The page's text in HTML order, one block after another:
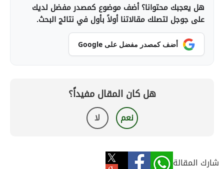
هل يعجبك محتوانا؟ أضف موضوع كمصدر مفضل لديك
على جوجل لتصلك مقالاتنا أولاً بأول في نتائج البحث.
أضف كمصدر مفضل على Google
هل كان المقال مفيداً؟
نعم لا
شارك المقالة